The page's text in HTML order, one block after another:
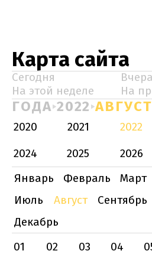
Карта сайта
Сегодня
Вчера
На этой неделе
На
ГОДА 2022 АВГУСТ
2020 2021 2022
2024
2025
2026
Январь
Февраль Март
Июль
Август Сентябрь
Декабрь
01
02 03 04